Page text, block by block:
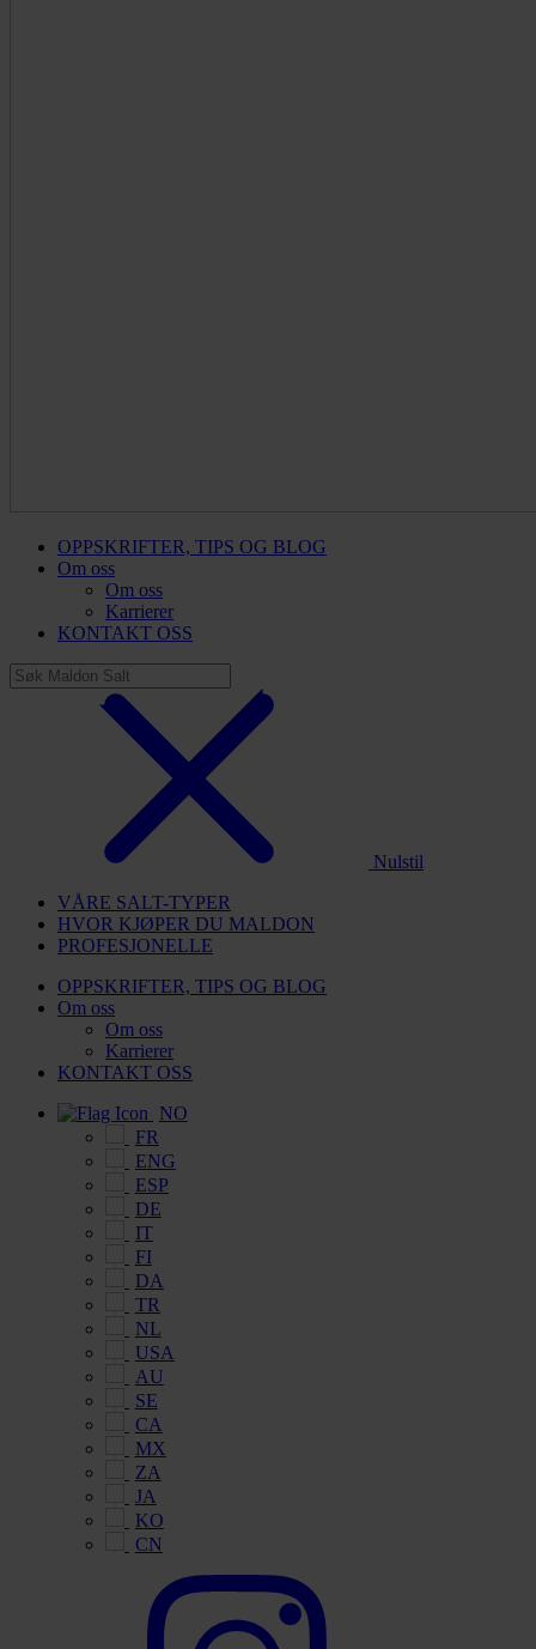
OPPSKRIFTER, TIPS OG BLOG
Om oss
Om oss
Karrierer
KONTAKT OSS
Nulstil
VÅRE SALT-TYPER
HVOR KJØPER DU MALDON
PROFESJONELLE
OPPSKRIFTER, TIPS OG BLOG
Om oss
Om oss
Karrierer
KONTAKT OSS
NO
FR
ENG
ESP
DE
IT
FI
DA
TR
NL
USA
AU
SE
CA
MX
ZA
JA
KO
CN